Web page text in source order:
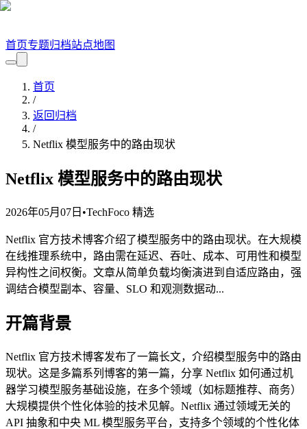
首页专题归档站点地图
首页
/
返回归档
/
Netflix 模型服务中的路由现状
Netflix 模型服务中的路由现状
2026年05月07日 •TechFoco 精选
Netflix 官方技术博客介绍了模型服务中的路由现状。在大规模
在线推理系统中，路由需在延迟、吞吐、成本、可用性和模型
异构性之间权衡。文章从简单负载均衡演进到自适应路由，强
调结合模型副本、容量、SLO 和观测数据动...
开篇背景
Netflix 官方技术博客发布了一篇长文，介绍模型服务中的路由
现状。这是多篇系列博客的第一篇，分享 Netflix 如何通过机
器学习模型服务基础设施，在多个领域（如标题推荐、商务）
大规模提供个性化体验的技术见解。Netflix 通过领域无关的
API 抽象和中央 ML 模型服务平台，支持多个领域的个性化体